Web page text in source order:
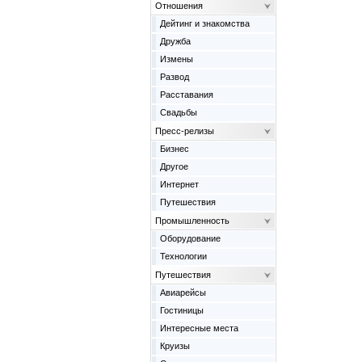
Отношения
Дейтинг и знакомства
Дружба
Измены
Развод
Расставания
Свадьбы
Пресс-релизы
Бизнес
Другое
Интернет
Путешествия
Промышленность
Оборудование
Технологии
Путешествия
Авиарейсы
Гостиницы
Интересные места
Круизы